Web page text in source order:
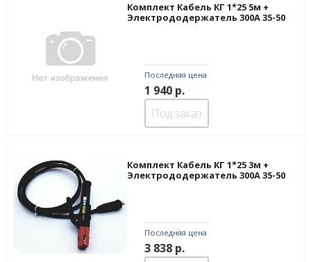
Комплект Кабель КГ 1*25 5м +
Электрододержатель 300А 35-50
Последняя цена
1 940р.
Под заказ
Комплект Кабель КГ 1*25 3м +
Электрододержатель 300А 35-50
Последняя цена
3 838р.